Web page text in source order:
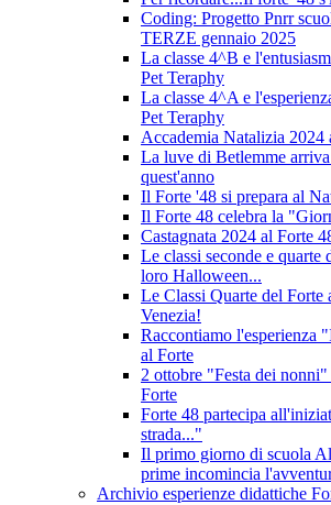
Coding: Progetto Pnrr
TERZE gennaio 2025
La classe 4^B e
Pet Teraphy
La classe 4^A e
Pet Teraphy
Accademia Natalizia 2024
La luve di Betlemme
quest'anno
Il Forte '48 si prepara al
Il Forte 48 celebra la
Castagnata 2024 al Forte
Le classi seconde e quarte
loro Halloween...
Le Classi Quarte del Forte
Venezia!
Raccontiamo l'esperienza
al Forte
2 ottobre "Festa dei nonni"
Forte
Forte 48 partecipa
strada..."
Il primo giorno di scuola
prime incomincia
Archivio esperienze didattiche